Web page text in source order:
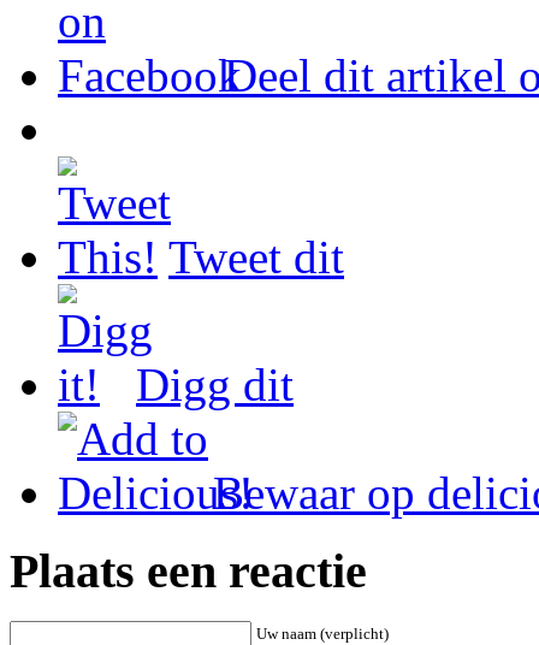
Deel dit artikel
Tweet dit
Digg dit
Bewaar op
Plaats een reactie
Uw naam (verplicht)